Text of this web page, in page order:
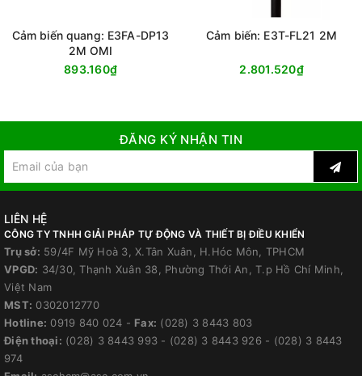
Cảm biến quang: E3FA-DP13
2M OMI
893.160₫
Cảm biến: E3T-FL21 2M
2.801.520₫
ĐĂNG KÝ NHẬN TIN
LIÊN HỆ
CÔNG TY TNHH GIẢI PHÁP TỰ ĐỘNG VÀ THIẾT BỊ ĐIỀU KHIỂN
Trụ sở: 59/4F Mỹ Hoà 3, X.Tân Xuân, H.Hóc Môn, TPHCM
VPGD: 34/30, Thạnh Xuân 38, Phường Thới An, T.p Hồ Chí Minh,
Việt Nam
MST: 0302012770
Hotline: 0919 840 024 - Fax: (028) 3 8443 803
Điện thoại: (028) 3 8443 993 - (028) 3 8443 926 - (028) 3 8443
974